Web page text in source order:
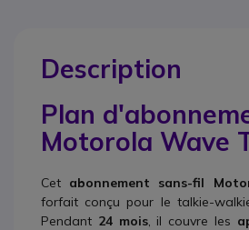
Description
Plan
Motorola Wave
Cet abonnement sans-fil
forfait conçu pour le talkie-
Pendant 24 mois, il couvre les